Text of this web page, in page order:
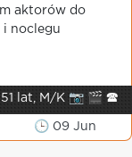
aktorów do
i noclegu
51 lat, M/K 📷 🎬 🕿
🕒 09 Jun